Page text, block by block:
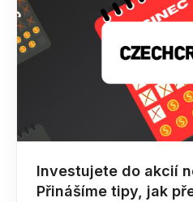
Investujete do akcií
Přinášíme tipy, jak